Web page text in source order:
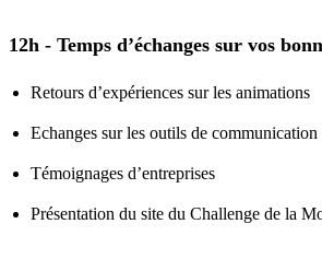
12h - Temps d’échanges sur vos
Retours d’expériences sur les animations
Echanges sur les outils de
Témoignages d’entreprises
Présentation du site du Challenge de la